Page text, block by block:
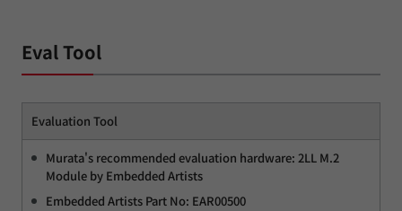
Eval Tool
Evaluation Tool
Murata's recommended evaluation hardware: 2LL M.2
Module by Embedded Artists
Embedded Artists Part No: EAR00500